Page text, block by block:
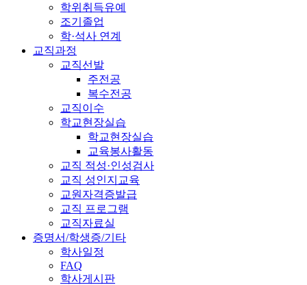
학위취득유예
조기졸업
학·석사 연계
교직과정
교직선발
주전공
복수전공
교직이수
학교현장실습
학교현장실습
교육봉사활동
교직 적성·인성검사
교직 성인지교육
교원자격증발급
교직 프로그램
교직자료실
증명서/학생증/기타
학사일정
FAQ
학사게시판